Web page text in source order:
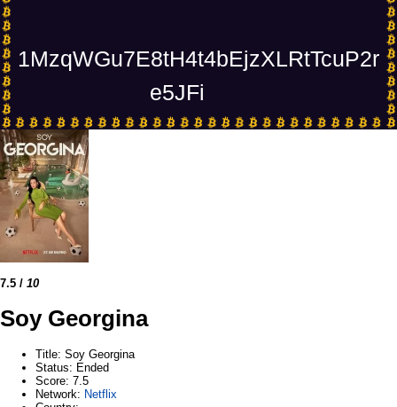
1MzqWGu7E8tH4t4bEjzXLRtTcuP2r
e5JFi
7.5 / 10
Soy Georgina
Title: Soy Georgina
Status: Ended
Score: 7.5
Network: Netflix